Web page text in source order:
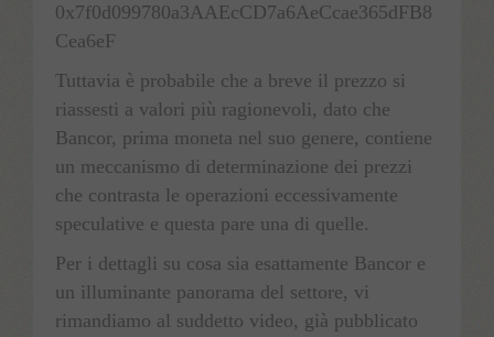
0x7f0d099780a3AAEcCD7a6AeCcae365dFB8
Cea6eF
Tuttavia è probabile che a breve il prezzo si
riassesti a valori più ragionevoli, dato che
Bancor, prima moneta nel suo genere, contiene
un meccanismo di determinazione dei prezzi
che contrasta le operazioni eccessivamente
speculative e questa pare una di quelle.
Per i dettagli su cosa sia esattamente Bancor e
un illuminante panorama del settore, vi
rimandiamo al suddetto video, già pubblicato